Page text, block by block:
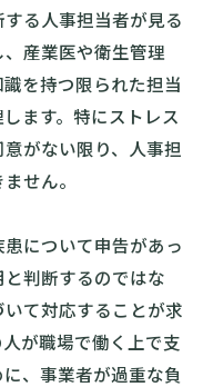
る人事担当者が見る
産業医や衛生管理
を持つ限られた担当
ます。特にストレス
がない限り、人事担
せん。
について申告があっ
判断するのではな
て対応することが求
が職場で働く上で支
、事業者が過重な負